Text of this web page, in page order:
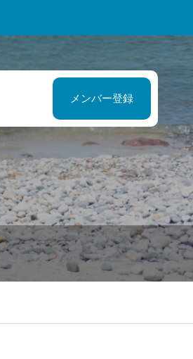
メンバー登録
的確なアドバイ
やサポートのお
げで楽しく活動
きています！